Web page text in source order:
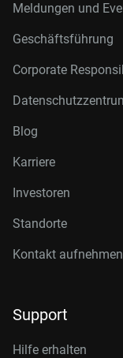
Meldungen und
Geschäftsführung
Corporate
Blog
Karriere
Investoren
Standorte
Kontakt aufnehmen
Support
Hilfe erhalten